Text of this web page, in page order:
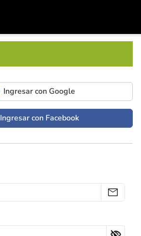
Ingresar con Google
Ingresar con Facebook